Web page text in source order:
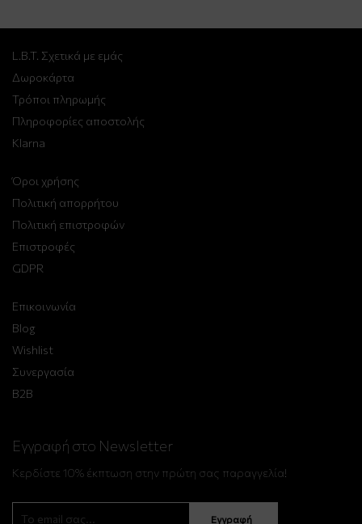
L.B.T. Σχετικά με εμάς
Δωροκάρτα
Τρόποι πληρωμής
Πληροφορίες αποστολής
Klarna
Όροι χρήσης
Πολιτική απορρήτου
Πολιτική επιστροφών
Επιστροφές
GDPR
Επικοινωνία
Blog
Wishlist
Συνεργασία
B2B
Εγγραφή στο Newsletter
Κερδίστε 10% έκπτωση στην πρώτη σας παραγγελία!
Εγγραφή